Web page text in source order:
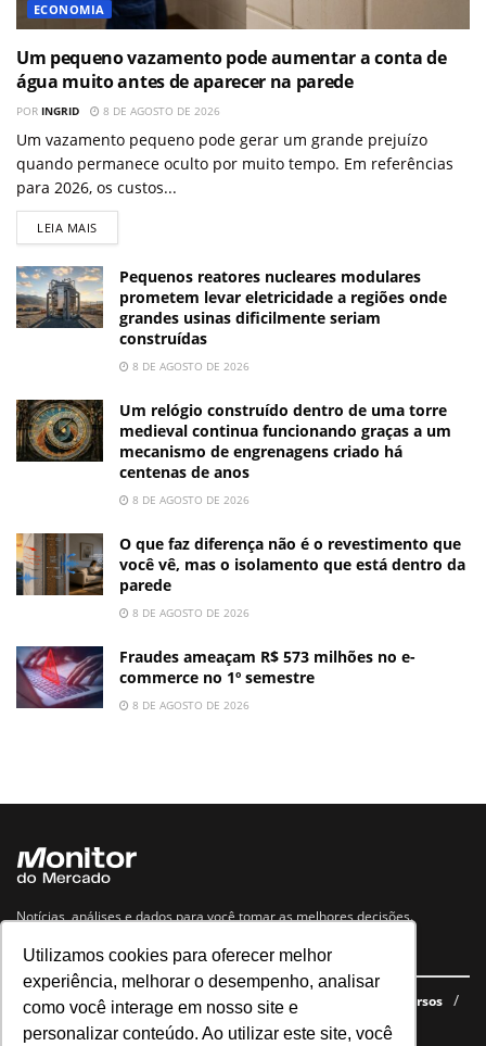
Utilizamos cookies para oferecer melhor
experiência, melhorar o desempenho, analisar
como você interage em nosso site e
personalizar conteúdo. Ao utilizar este site, você
ECONOMIA
Um pequeno vazamento pode aumentar a conta de
água muito antes de aparecer na parede
POR INGRID 8 DE AGOSTO DE 2026
Um vazamento pequeno pode gerar um grande prejuízo
quando permanece oculto por muito tempo. Em referências
para 2026, os custos...
LEIA MAIS
Pequenos reatores nucleares modulares
prometem levar eletricidade a regiões onde
grandes usinas dificilmente seriam
construídas
8 DE AGOSTO DE 2026
Um relógio construído dentro de uma torre
medieval continua funcionando graças a um
mecanismo de engrenagens criado há
centenas de anos
8 DE AGOSTO DE 2026
O que faz diferença não é o revestimento que
você vê, mas o isolamento que está dentro da
parede
8 DE AGOSTO DE 2026
Fraudes ameaçam R$ 573 milhões no e-
commerce no 1º semestre
8 DE AGOSTO DE 2026
Notícias, análises e dados para você tomar as melhores decisões.
Navegue no site
Últimas notícias Quem somos E-books gratuitos
Cursos
Política de privacidade